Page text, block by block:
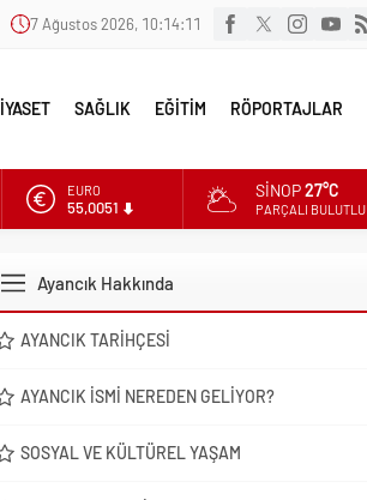
7 Ağustos 2026, 10:14:12
SAĞLIK EĞİTİM RÖPORTAJLAR
ALTIN
6.584,66
EURO
SINOP27°C
PARÇALI BULUTLU
Ayancık Hakkında
AYANCIK TARIHÇESI
AYANCIK İSMI NEREDEN GELIYOR?
SOSYAL VE KÜLTÜREL YAŞAM